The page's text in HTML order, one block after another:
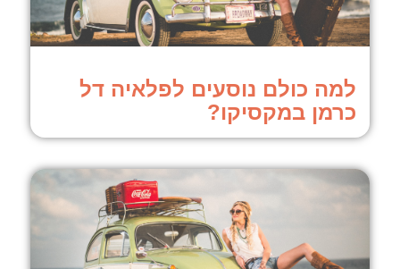
למה כולם נוסעים לפלאיה דל
כרמן במקסיקו?